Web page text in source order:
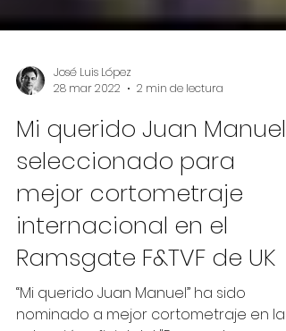
José Luis López
28 mar 2022
Mi querido Juan Manuel
seleccionado para
mejor cortometraje
internacional en el
Ramsgate F&TVF de UK